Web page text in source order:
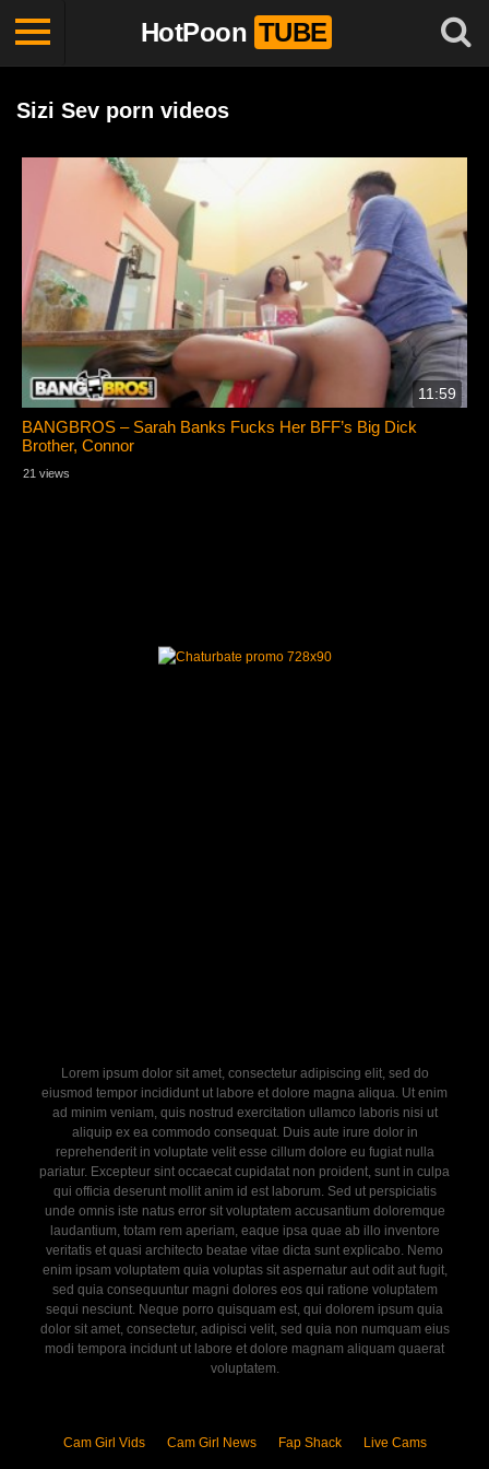
HotPoon TUBE
Sizi Sev porn videos
11:59
BANGBROS – Sarah Banks Fucks Her BFF’s Big Dick
Brother, Connor
21 views
Lorem ipsum dolor sit amet, consectetur adipiscing elit, sed do
eiusmod tempor incididunt ut labore et dolore magna aliqua. Ut enim
ad minim veniam, quis nostrud exercitation ullamco laboris nisi ut
aliquip ex ea commodo consequat. Duis aute irure dolor in
reprehenderit in voluptate velit esse cillum dolore eu fugiat nulla
pariatur. Excepteur sint occaecat cupidatat non proident, sunt in culpa
qui officia deserunt mollit anim id est laborum. Sed ut perspiciatis
unde omnis iste natus error sit voluptatem accusantium doloremque
laudantium, totam rem aperiam, eaque ipsa quae ab illo inventore
veritatis et quasi architecto beatae vitae dicta sunt explicabo. Nemo
enim ipsam voluptatem quia voluptas sit aspernatur aut odit aut fugit,
sed quia consequuntur magni dolores eos qui ratione voluptatem
sequi nesciunt. Neque porro quisquam est, qui dolorem ipsum quia
dolor sit amet, consectetur, adipisci velit, sed quia non numquam eius
modi tempora incidunt ut labore et dolore magnam aliquam quaerat
voluptatem.
Cam Girl Vids Cam Girl News Fap Shack Live Cams